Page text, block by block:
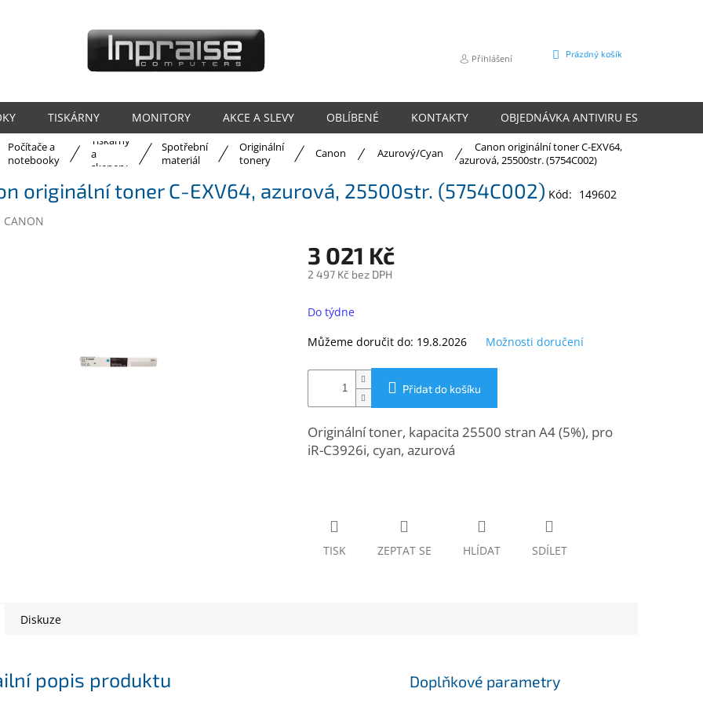
Přihlášení
NÁKUPNÍ
Prázdný košík
TISKÁRNY MONITORY AKCE A SLEVY OBLÍBENÉ KONTAKTY OBJEDNÁVKA ANTIVIRU ESET
Počítače a
notebooky
Tiskárny
a
skenery
Spotřební
materiál
Originální
tonery
Canon Azurový/Cyan
Canon originální toner C-EXV64,
azurová, 25500str. (5754C002)
originální toner C-EXV64, azurová, 25500str. (5754C002) Kód: 149602
CANON
3 021 Kč
2 497 Kč bez DPH
cena:
Do týdne
Můžeme doručit do: 19.8.2026 Možnosti doručení
Přidat do košíku
Originální toner, kapacita 25500 stran A4 (5%), pro
iR-C3926i, cyan, azurová
TISK ZEPTAT SE HLÍDAT SDÍLET
Diskuze
popis produktu Doplňkové parametry